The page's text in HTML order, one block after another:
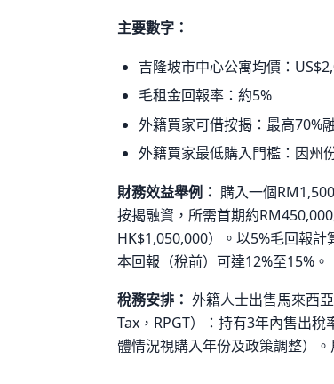
主要數字：
吉隆坡市中心公寓均價：
毛租金回報率：約5%
外籍買家可借按揭：最高70%
外籍買家最低購入門檻：因州
財務效益舉例： 購入一個
按揭融資，所需首期約
HK$1,050,000）。以5%毛回報
本回報（稅前）可達12%至15%。
稅務安排： 外籍人士出售馬來西
Tax，RPGT）：持有3年內售出
體情況視購入年份及政策調整）